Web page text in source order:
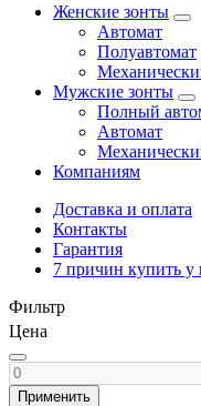
Женские зонты
Автомат
Полуавтомат
Мужские зонты
Полный
Автомат
Компаниям
Доставка и оплата
Контакты
Гарантия
7 причин купить у
Фильтр
Цена
Применить